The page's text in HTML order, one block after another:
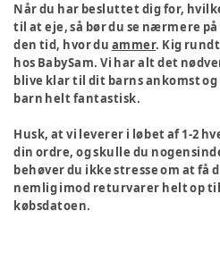
Når du har besluttet dig for,
til at eje, så bør du se nærmere
den tid, hvor du ammer. Kig
hos BabySam. Vi har alt det
blive klar til dit barns ankomst
barn helt fantastisk.
Husk, at vi leverer i løbet af 1-2
din ordre, og skulle du
behøver du ikke stresse om at få
nemlig imod returvarer helt op til
købsdatoen.